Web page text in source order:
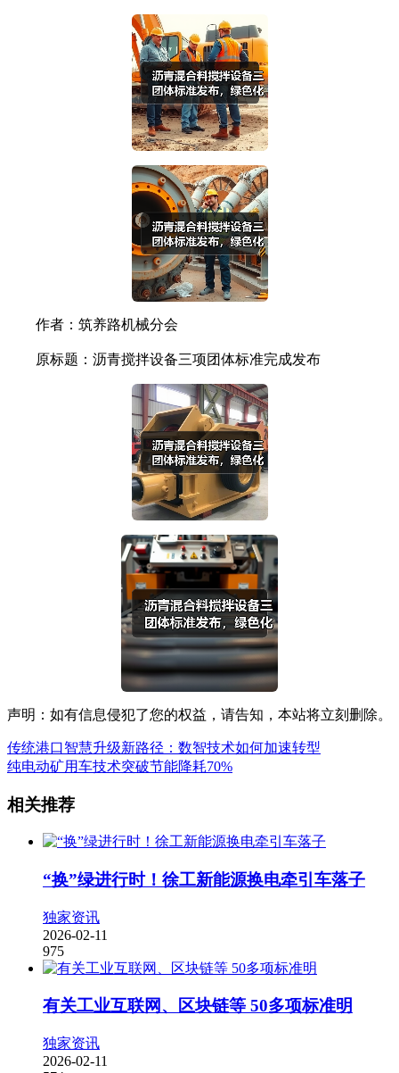
作者：筑养路机械分会
原标题：沥青搅拌设备三项团体标准完成发布
声明：如有信息侵犯了您的权益，请告知，本站将立刻删除。
传统港口智慧升级新路径：数智技术如何加速转型
纯电动矿用车技术突破节能降耗70%
相关推荐
“换”绿进行时！徐工新能源换电牵引车落子
独家资讯
2026-02-11
975
有关工业互联网、区块链等 50多项标准明
独家资讯
2026-02-11